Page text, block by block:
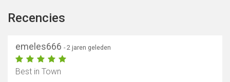
Recencies
emeles666 - 2 jaren geleden
Best in Town